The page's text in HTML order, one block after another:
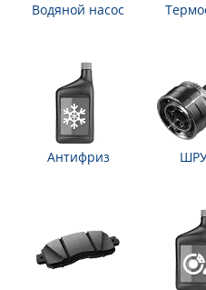
Водяной насос
Антифриз